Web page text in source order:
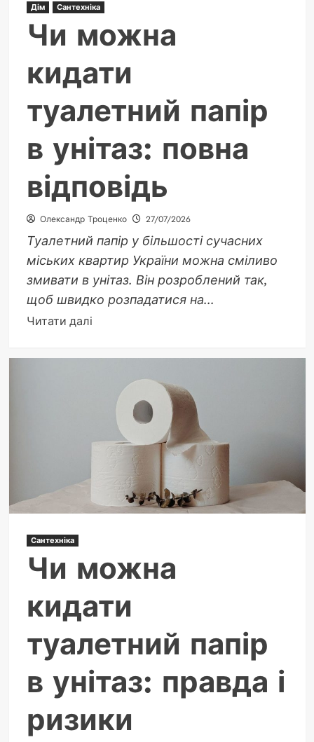
Дім Сантехніка
Чи можна
кидати
туалетний папір
в унітаз: повна
відповідь
Олександр Троценко 27/07/2026
Туалетний папір у більшості сучасних
міських квартир України можна сміливо
змивати в унітаз. Він розроблений так,
щоб швидко розпадатися на...
Читати даліДокладніше
Чи
кидати
туалетний
папір
в
відповідь
Сантехніка
Чи можна
кидати
туалетний папір
в унітаз: правда і
ризики